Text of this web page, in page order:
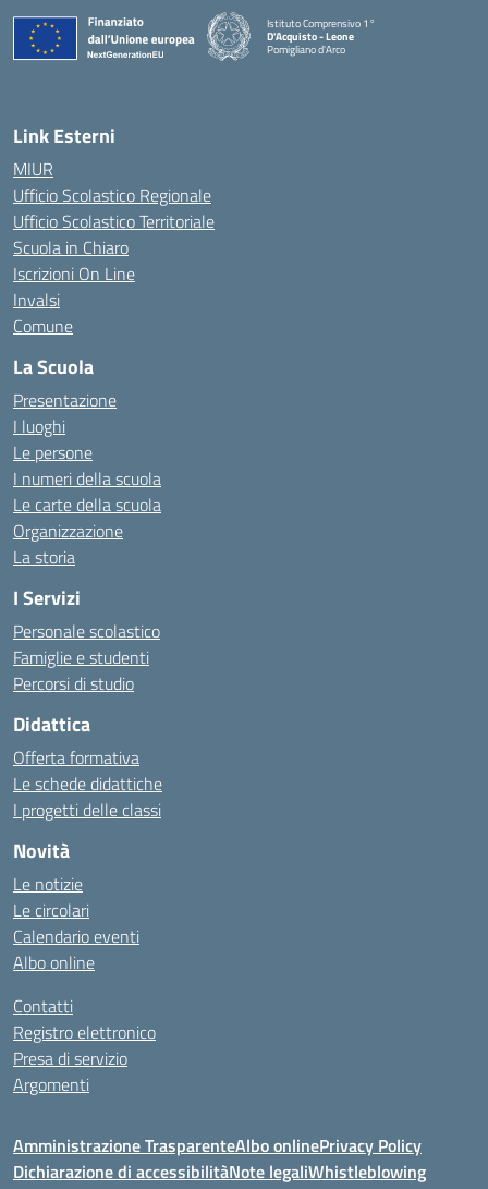
Istituto Comprensivo 1°
D'Acquisto - Leone
Pomigliano d'Arco
— Visita la pagina iniziale della scuola
Link Esterni
MIUR
Ufficio Scolastico Regionale
Ufficio Scolastico Territoriale
Scuola in Chiaro
Iscrizioni On Line
Invalsi
Comune
La Scuola
Presentazione
I luoghi
Le persone
I numeri della scuola
Le carte della scuola
Organizzazione
La storia
I Servizi
Personale scolastico
Famiglie e studenti
Percorsi di studio
Didattica
Offerta formativa
Le schede didattiche
I progetti delle classi
Novità
Le notizie
Le circolari
Calendario eventi
Albo online
Contatti
Registro elettronico
Presa di servizio
Argomenti
Amministrazione TrasparenteAlbo onlinePrivacy Policy
Dichiarazione di accessibilitàNote legaliWhistleblowing